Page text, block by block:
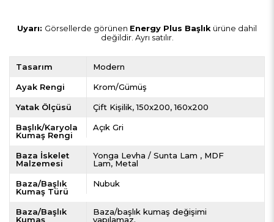
Uyarı: Görsellerde görünen Energy Plus Başlık ürüne dahil
değildir. Ayrı satılır.
Tasarım Modern
Ayak Rengi Krom/Gümüş
Yatak Ölçüsü Çift Kişilik 150x200 160x200
Başlık/Karyola
Kumaş Rengi
Açık Gri
Baza İskelet
Malzemesi
Yonga Levha / Sunta Lam
MDF
Lam Metal
Baza/Başlık
Kumaş Türü
Nubuk
Baza/Başlık
Kumaş
Baza/başlık kumaş değişimi
yapılamaz.